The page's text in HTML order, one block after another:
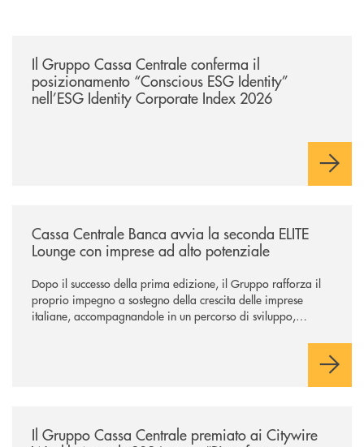
Il Gruppo Cassa Centrale conferma il
posizionamento “Conscious ESG Identity”
nell’ESG Identity Corporate Index 2026
Cassa Centrale Banca avvia la seconda ELITE
Lounge con imprese ad alto potenziale
Dopo il successo della prima edizione, il Gruppo rafforza il
proprio impegno a sostegno della crescita delle imprese
italiane, accompagnandole in un percorso di sviluppo,
Il Gruppo Cassa Centrale premiato ai Citywire